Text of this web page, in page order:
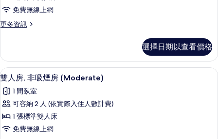
Moderate
Double
Smoking
的
所
有
相
片
免費無線上網
更多資訊
更
Moderate
Double
Room
No
Smoking
的
情
選擇日期以查看價格
顯
示
雙
人
房,
非
雙人房, 非吸煙房 (Moderate) | 客房
6
雙人房, 非吸煙房 (Moderate)
1 間臥室
可容納 2 人 (依實際入住人數計費)
1 張標準雙人床
免費無線上網